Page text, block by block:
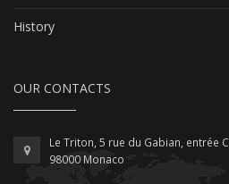
History
OUR CONTACTS
Le Triton, 5 rue du Gabian, entrée C
98000 Monaco